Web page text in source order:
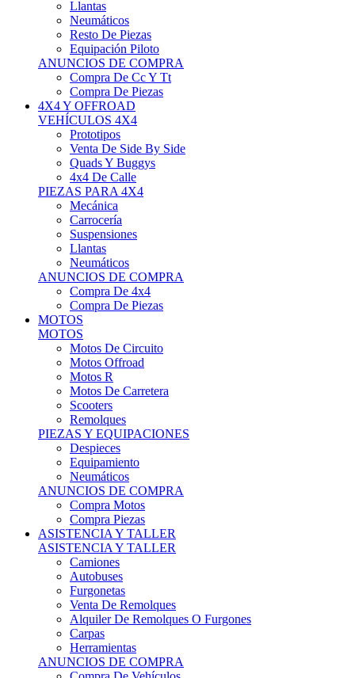
Resto De Piezas
Equipación Piloto
ANUNCIOS DE COMPRA
Compra De Cc Y Tt
Compra De Piezas
4X4 Y OFFROAD
VEHÍCULOS 4X4
Prototipos
Venta De Side By Side
Quads Y Buggys
4x4 De Calle
PIEZAS PARA 4X4
Mecánica
Carrocería
Suspensiones
Llantas
Neumáticos
ANUNCIOS DE COMPRA
Compra De 4x4
Compra De Piezas
MOTOS
MOTOS
Motos De Circuito
Motos Offroad
Motos R
Motos De Carretera
Scooters
Remolques
PIEZAS Y EQUIPACIONES
Despieces
Equipamiento
Neumáticos
ANUNCIOS DE COMPRA
Compra Motos
Compra Piezas
ASISTENCIA Y TALLER
ASISTENCIA Y TALLER
Camiones
Autobuses
Furgonetas
Venta De Remolques
Alquiler De Remolques O Furgones
Carpas
Herramientas
ANUNCIOS DE COMPRA
Compra De Vehículos
Compra De Herramientas